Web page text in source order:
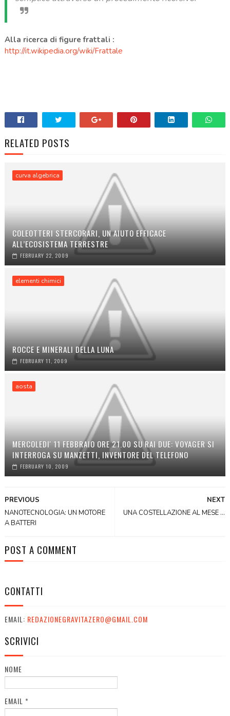
Alla ricerca di figure frattali :
http://it.wikipedia.org/wiki/Frattale
RELATED POSTS
curva algebrica
COLEOTTERI STERCORARI, UN AIUTO EFFICACE
ALL’ECOSISTEMA TERRESTRE
FEBRUARY 22, 2009
elementi chimici
ROCCE E MINERALI DELLA LUNA
FEBRUARY 11, 2009
aosta
MERCOLEDI' 11 FEBBRAIO ORE 21.00 SU RAI DUE: VOYAGER SI
INTERROGA SU MANZETTI, INVENTORE DEL TELEFONO
FEBRUARY 10, 2009
NEXT
UNA COSTELLAZIONE AL MESE ...
PREVIOUS
NANOTECNOLOGIA: UN MOTORE
A BATTERI
POST A COMMENT
CONTATTI
EMAIL: REDAZIONEGRAVITAZERO@GMAIL.COM
SCRIVICI
NOME
EMAIL *